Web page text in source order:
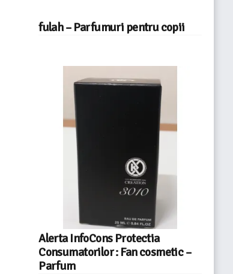
fulah – Parfumuri pentru copii
Alerta InfoCons Protectia
Consumatorilor : Fan cosmetic –
Parfum